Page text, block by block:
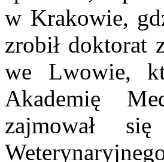
w Krakowie,
zrobił doktorat
we Lwowie,
Akademię
zajmował